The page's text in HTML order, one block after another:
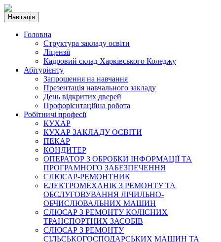
Навігація
Головна
Структура закладу освіти
Ліцензії
Кадровий склад Харківського Коледжу
Абітурієнту
Запрошення на навчання
Презентація навчального закладу
День відкритих дверей
Профорієнтаційна робота
Робітничі професії
КУХАР
КУХАР ЗАКЛАДУ ОСВІТИ
ПЕКАР
КОНДИТЕР
ОПЕРАТОР З ОБРОБКИ ІНФОРМАЦІЇ ТА
ПРОГРАМНОГО ЗАБЕЗПЕЧЕННЯ
СЛЮСАР-РЕМОНТНИК
ЕЛЕКТРОМЕХАНІК З РЕМОНТУ ТА
ОБСЛУГОВУВАННЯ ЛІЧИЛЬНО-
ОБЧИСЛЮВАЛЬНИХ МАШИН
СЛЮСАР З РЕМОНТУ КОЛІСНИХ
ТРАНСПОРТНИХ ЗАСОБІВ
СЛЮСАР З РЕМОНТУ
СІЛЬСЬКОГОСПОДАРСЬКИХ МАШИН ТА